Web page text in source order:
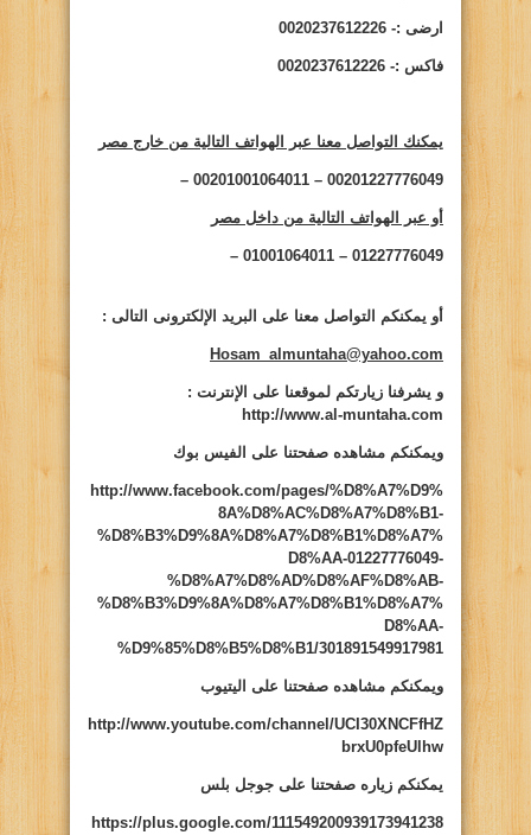
ارضى :- 0020237612226
فاكس :- 0020237612226
يمكنك التواصل معنا عبر الهواتف التالية من خارج مصر
00201227776049 – 00201001064011 –
أو عبر الهواتف التالية من داخل مصر
01227776049 – 01001064011 –
أو يمكنكم التواصل معنا على البريد الإلكترونى التالى :
Hosam_almuntaha@yahoo.com
و يشرفنا زيارتكم لموقعنا على الإنترنت :
http://www.al-muntaha.com
ويمكنكم مشاهده صفحتنا على الفيس بوك
http://www.facebook.com/pages/%D8%A7%D9%
8A%D8%AC%D8%A7%D8%B1-
%D8%B3%D9%8A%D8%A7%D8%B1%D8%A7%
D8%AA-01227776049-
%D8%A7%D8%AD%D8%AF%D8%AB-
%D8%B3%D9%8A%D8%A7%D8%B1%D8%A7%
D8%AA-
%D9%85%D8%B5%D8%B1/301891549917981
ويمكنكم مشاهده صفحتنا على اليتيوب
http://www.youtube.com/channel/UCI30XNCFfHZ
brxU0pfeUlhw
يمكنكم زياره صفحتنا على جوجل بلس
https://plus.google.com/111549200939173941238